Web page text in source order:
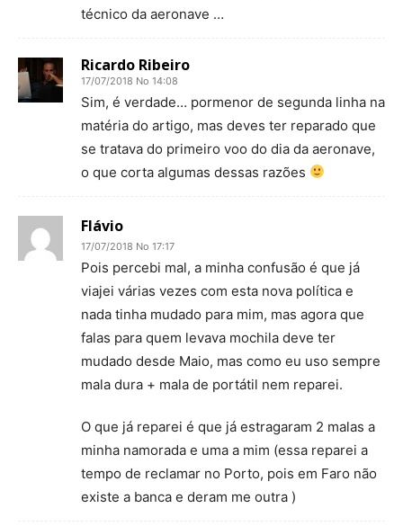
técnico da aeronave …
Ricardo Ribeiro
17/07/2018 No 14:08
Sim, é verdade… pormenor de segunda linha na
matéria do artigo, mas deves ter reparado que
se tratava do primeiro voo do dia da aeronave,
o que corta algumas dessas razões
Flávio
17/07/2018 No 17:17
Pois percebi mal, a minha confusão é que já
viajei várias vezes com esta nova política e
nada tinha mudado para mim, mas agora que
falas para quem levava mochila deve ter
mudado desde Maio, mas como eu uso sempre
mala dura + mala de portátil nem reparei.
O que já reparei é que já estragaram 2 malas a
minha namorada e uma a mim (essa reparei a
tempo de reclamar no Porto, pois em Faro não
existe a banca e deram me outra )